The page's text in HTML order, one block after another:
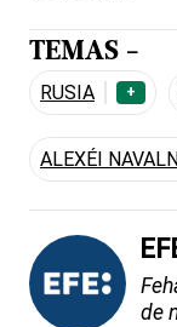
TEMAS -
RUSIA +
ALEXÉI NAVALNI
de